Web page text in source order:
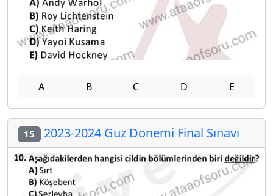
A B C D E
15 2023-2024 Güz Dönemi Final Sınavı